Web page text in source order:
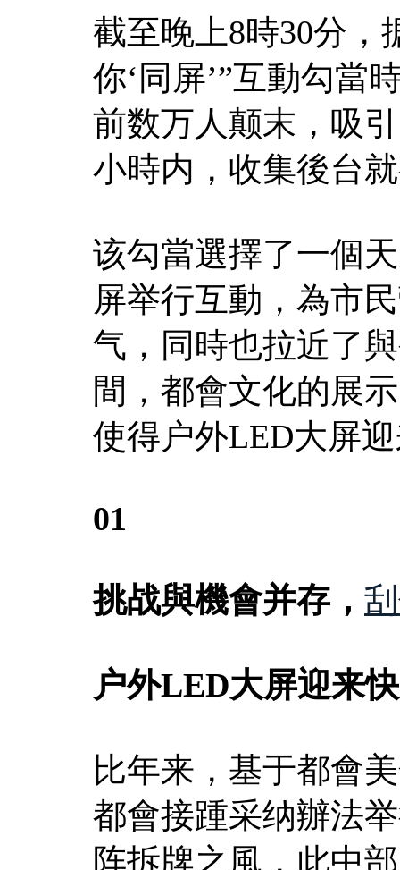
截至晚上8時30分，
你‘同屏’”互動勾當
前数万人颠末，吸
小時内，收集後台
该勾當選擇了一個
屏举行互動，為市
气，同時也拉近了
間，都會文化的展
使得户外LED大屏
01
挑战與機會并存，
户外LED大屏迎来
比年来，基于都會
都會接踵采纳辦法
阵拆牌之風，此中